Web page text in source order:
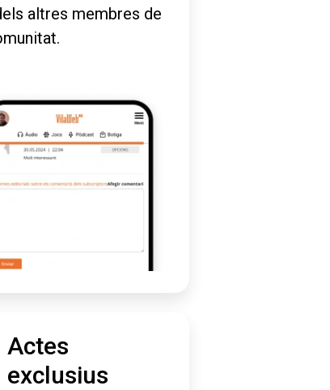
altres membres de
Actes
exclusius